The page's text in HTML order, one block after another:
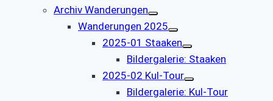
Archiv Wanderungen
Wanderungen 2025
2025-01 Staaken
Bildergalerie: Staaken
2025-02 Kul-Tour
Bildergalerie: Kul-Tour